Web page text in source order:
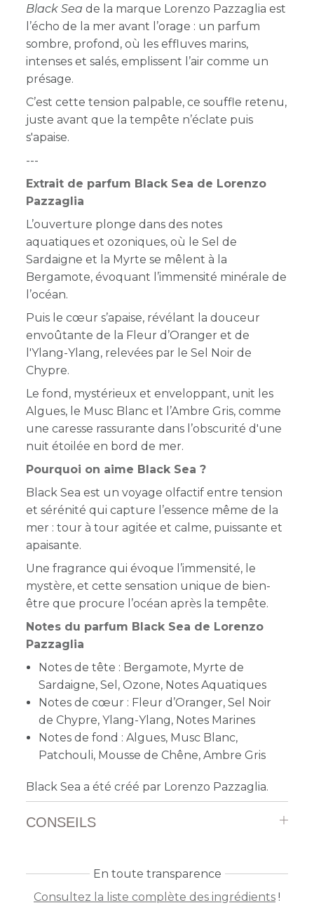
Black Sea de la marque Lorenzo Pazzaglia est
l’écho de la mer avant l’orage : un parfum
sombre, profond, où les effluves marins,
intenses et salés, emplissent l’air comme un
présage.
C’est cette tension palpable, ce souffle retenu,
juste avant que la tempête n’éclate puis
s'apaise.
---
Extrait de parfum Black Sea de Lorenzo
Pazzaglia
L’ouverture plonge dans des notes
aquatiques et ozoniques, où le Sel de
Sardaigne et la Myrte se mêlent à la
Bergamote, évoquant l’immensité minérale de
l’océan.
Puis le cœur s’apaise, révélant la douceur
envoûtante de la Fleur d’Oranger et de
l'Ylang-Ylang, relevées par le Sel Noir de
Chypre.
Le fond, mystérieux et enveloppant, unit les
Algues, le Musc Blanc et l’Ambre Gris, comme
une caresse rassurante dans l’obscurité d'une
nuit étoilée en bord de mer.
Pourquoi on aime Black Sea ?
Black Sea est un voyage olfactif entre tension
et sérénité qui capture l’essence même de la
mer : tour à tour agitée et calme, puissante et
apaisante.
Une fragrance qui évoque l’immensité, le
mystère, et cette sensation unique de bien-
être que procure l’océan après la tempête.
Notes du parfum Black Sea de Lorenzo
Pazzaglia
Notes de tête : Bergamote, Myrte de
Sardaigne, Sel, Ozone, Notes Aquatiques
Notes de cœur : Fleur d’Oranger, Sel Noir
de Chypre, Ylang-Ylang, Notes Marines
Notes de fond : Algues, Musc Blanc,
Patchouli, Mousse de Chêne, Ambre Gris
Black Sea a été créé par Lorenzo Pazzaglia.
CONSEILS
En toute transparence
Consultez la liste complète des ingrédients !